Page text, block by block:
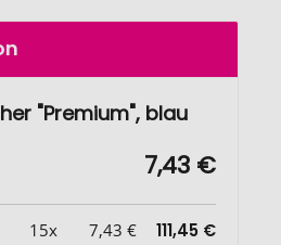
"Premium", blau
7,43 €
15x 7,43 € 111,45 €